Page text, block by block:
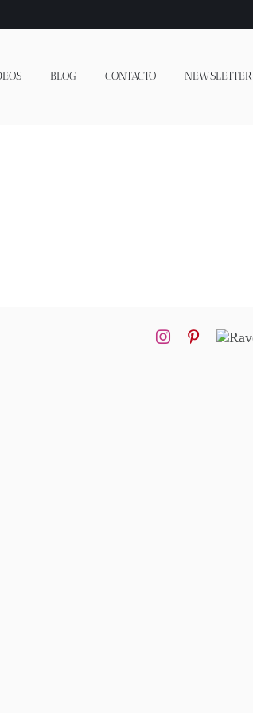
BLOG CONTACTO NEWSLETTER